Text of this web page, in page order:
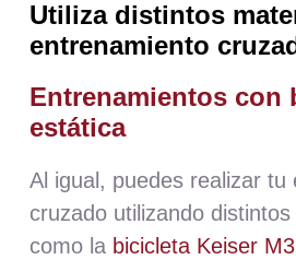
Utiliza distintos
entrenamiento
Entrenamientos con
estática
Al igual, puedes realizar tu
cruzado utilizando
como la bicicleta Keiser